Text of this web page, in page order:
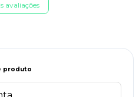
avaliações
produto